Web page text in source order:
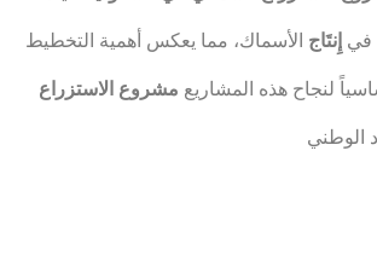
فيإِنتَاج الأسماك، مما يعكس أهمية التخطيط
لنجاح هذه المشاريع مشروع الاستزراع